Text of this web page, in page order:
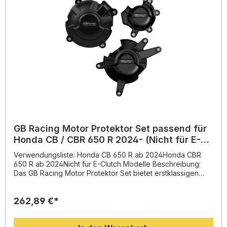
GB Racing Motor Protektor Set passend für
Honda CB / CBR 650 R 2024- (Nicht für E-
Clutch Modelle)
Verwendungsliste: Honda CB 650 R ab 2024Honda CBR
650 R ab 2024Nicht für E-Clutch Modelle Beschreibung:
Das GB Racing Motor Protektor Set bietet erstklassigen
revolutionären, robusten High-Impact-Verbundwerkstoff
wirkungsvoll die wichtigsten Motorbereiche vor
262,89 €*